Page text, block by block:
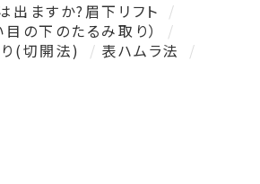
出ますか?眉下リフト
の下のたるみ取り）
(切開法)
表ハムラ法